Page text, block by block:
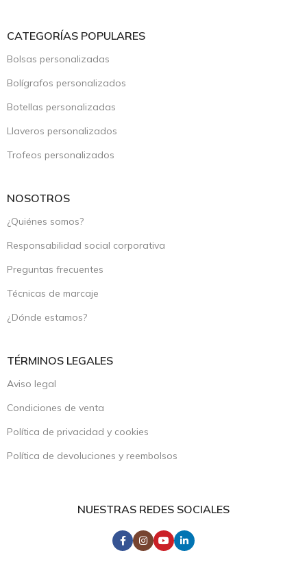
CATEGORÍAS POPULARES
Bolsas personalizadas
Bolígrafos personalizados
Botellas personalizadas
Llaveros personalizados
Trofeos personalizados
NOSOTROS
¿Quiénes somos?
Responsabilidad social corporativa
Preguntas frecuentes
Técnicas de marcaje
¿Dónde estamos?
TÉRMINOS LEGALES
Aviso legal
Condiciones de venta
Política de privacidad y cookies
Política de devoluciones y reembolsos
NUESTRAS REDES SOCIALES